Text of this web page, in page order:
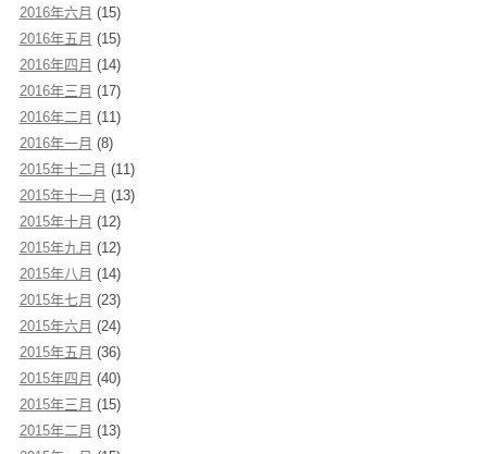
2016年六月 (15)
2016年五月 (15)
2016年四月 (14)
2016年三月 (17)
2016年二月 (11)
2016年一月 (8)
2015年十二月 (11)
2015年十一月 (13)
2015年十月 (12)
2015年九月 (12)
2015年八月 (14)
2015年七月 (23)
2015年六月 (24)
2015年五月 (36)
2015年四月 (40)
2015年三月 (15)
2015年二月 (13)